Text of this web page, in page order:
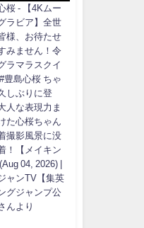
桜 - 【4Kムー
ラビア】全世
様、お待たせ
みません！令
ラマラスクイ
豊島心桜 ちゃ
しぶりに登
人な表現力ま
た心桜ちゃん
撮影風景に没
！【メイキン
04, 2026) |
ャンTV【集英
グジャンプ公
んより